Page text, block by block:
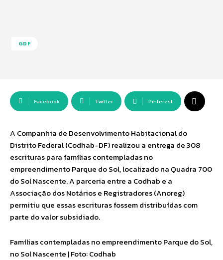
GDF
Facebook Twitter Pinterest
A Companhia de Desenvolvimento Habitacional do
Distrito Federal (Codhab-DF) realizou a entrega de 308
escrituras para famílias contempladas no
empreendimento Parque do Sol, localizado na Quadra 700
do Sol Nascente. A parceria entre a Codhab e a
Associação dos Notários e Registradores (Anoreg)
permitiu que essas escrituras fossem distribuídas com
parte do valor subsidiado.
Famílias contempladas no empreendimento Parque do Sol,
no Sol Nascente | Foto: Codhab